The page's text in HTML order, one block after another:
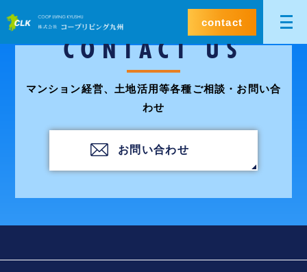
contact
CONTACT US
マンション経営、土地活用等各種ご相談・お問い合
わせ
お問い合わせ